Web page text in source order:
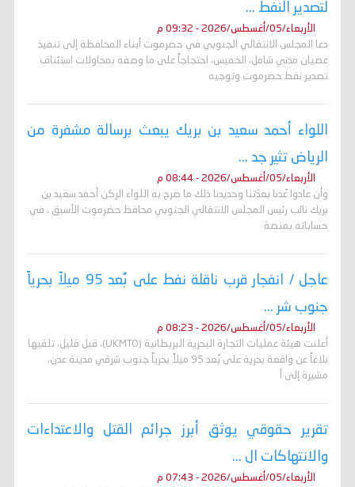
لتصدير النفط ...
الأربعاء/05/أغسطس/2026 - 09:32 م
دعا المجلس الانتقالي الجنوبي في حضرموت أبناء المحافظة إلى تنفيذ
عصيان مدني شامل، الخميس، احتجاجاً على ما وصفه بمحاولات استئناف
تصدير نفط حضرموت وتوجيه
اللواء أحمد سعيد بن بريك يبعث برسالة مشفرة من
الرياض تثير جد ...
الأربعاء/05/أغسطس/2026 - 08:44 م
وأن عادوا عُدنا بعدّتنا وحديدنا ذلك ما صرح به اللواء الركن أحمد سعيد بن
بريك نائب رئيس المجلس الانتقالي الجنوبي محافظ حضرموت الأسبق ، في
حساباته بمنصة
عاجل / انفجار قرب ناقلة نفط على بُعد 95 ميلاً بحرياً
جنوب شر ...
الأربعاء/05/أغسطس/2026 - 08:23 م
أعلنت هيئة عمليات التجارة البحرية البريطانية (UKMTO)، قبل قليل، تلقيها
بلاغاً عن واقعة بحرية على بُعد 95 ميلاً بحرياً جنوب شرقي مدينة عدن،
مشيرة إلى أ
تقرير حقوقي يوثق أبرز جرائم القتل والاعتداءات
والانتهاكات ال ...
الأربعاء/05/أغسطس/2026 - 07:43 م